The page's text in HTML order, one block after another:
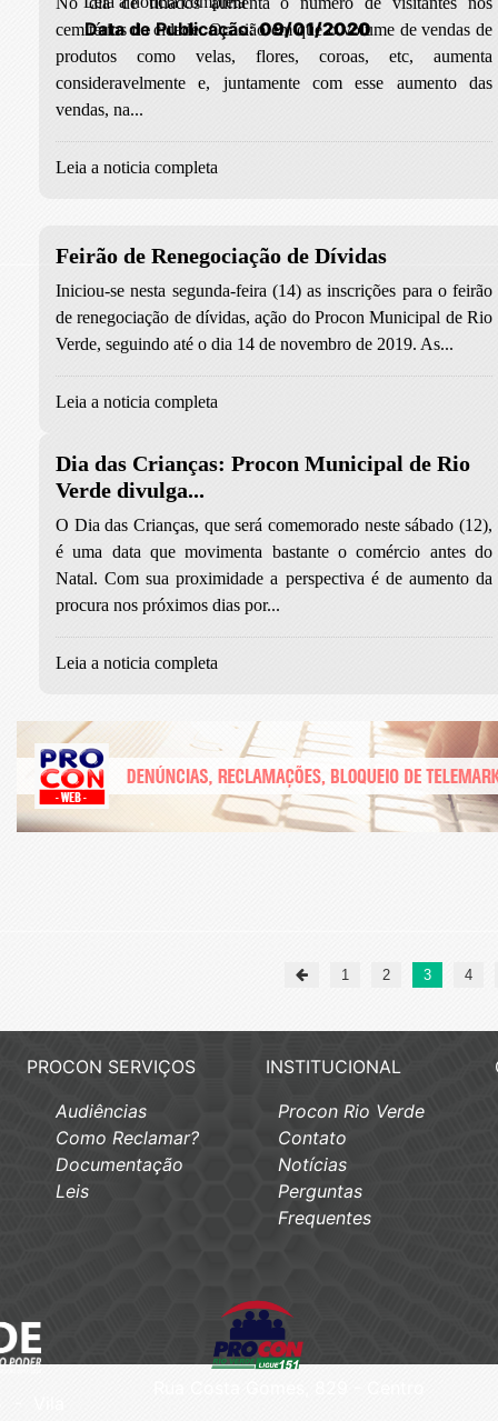
Data de Publicação:09/01/2020
cemitérios da cidade. Ocasião em que o volume de vendas de
produtos como velas, flores, coroas, etc, aumenta
consideravelmente e, juntamente com esse aumento das
vendas, na...
Leia a noticia completa
Feirão de Renegociação de Dívidas
Iniciou-se nesta segunda-feira (14) as inscrições para o feirão
de renegociação de dívidas, ação do Procon Municipal de Rio
Verde, seguindo até o dia 14 de novembro de 2019. As...
Leia a noticia completa
Dia das Crianças: Procon Municipal de Rio
Verde divulga...
O Dia das Crianças, que será comemorado neste sábado (12),
é uma data que movimenta bastante o comércio antes do
Natal. Com sua proximidade a perspectiva é de aumento da
procura nos próximos dias por...
Leia a noticia completa
1 2 3 4
PROCON SERVIÇOS
Audiências
Como Reclamar?
Documentação
Leis
INSTITUCIONAL
Procon Rio Verde
Contato
Notícias
Perguntas
Frequentes